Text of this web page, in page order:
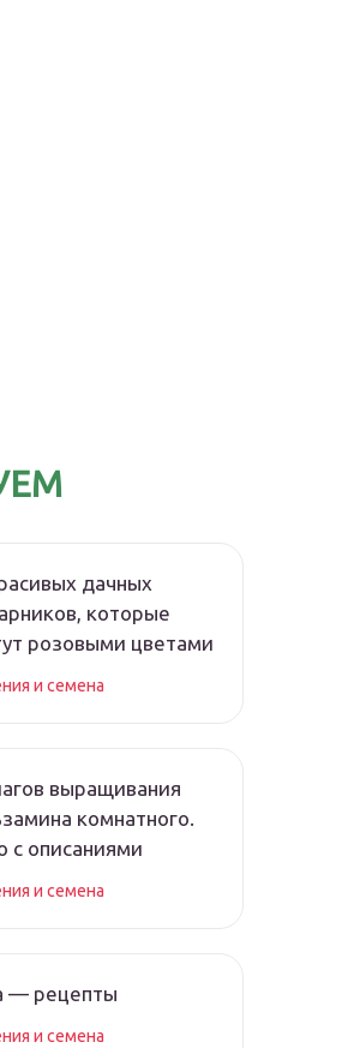
дачных
которые
розовыми цветами
и семена
выращивания
комнатного.
с описаниями
и семена
— рецепты
и семена